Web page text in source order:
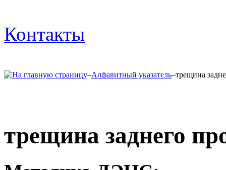
Контакты
–Алфавитный указатель–трещина
трещина заднего